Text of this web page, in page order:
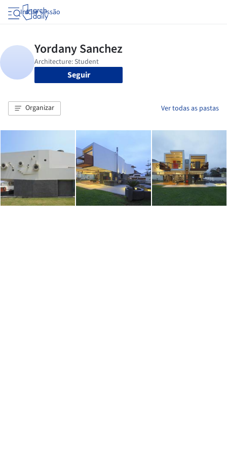
Iniciar sessão
Seguir
Organizar Ver todas as pastas